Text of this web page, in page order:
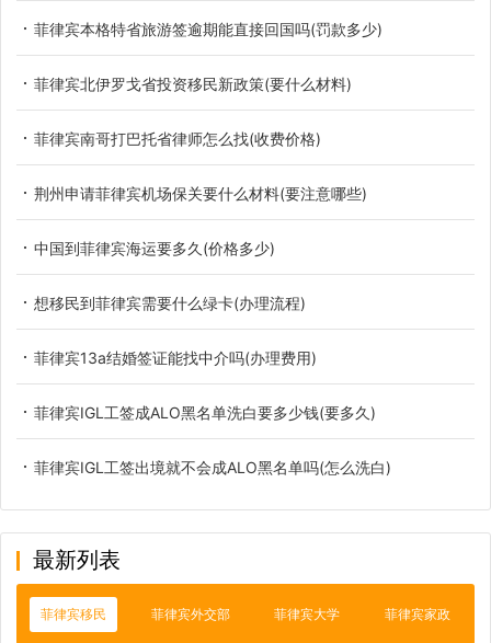
菲律宾本格特省旅游签逾期能直接回国吗(罚款多少)
菲律宾北伊罗戈省投资移民新政策(要什么材料)
菲律宾南哥打巴托省律师怎么找(收费价格)
荆州申请菲律宾机场保关要什么材料(要注意哪些)
中国到菲律宾海运要多久(价格多少)
想移民到菲律宾需要什么绿卡(办理流程)
菲律宾13a结婚签证能找中介吗(办理费用)
菲律宾IGL工签成ALO黑名单洗白要多少钱(要多久)
菲律宾IGL工签出境就不会成ALO黑名单吗(怎么洗白)
最新列表
菲律宾移民 菲律宾外交部 菲律宾大学 菲律宾家政